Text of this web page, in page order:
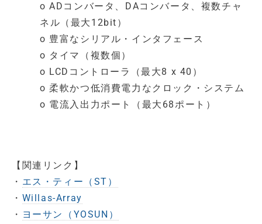
o ADコンバータ、DAコンバータ、複数チャ
ネル（最大12bit）
o 豊富なシリアル・インタフェース
o タイマ（複数個）
o LCDコントローラ（最大8 x 40）
o 柔軟かつ低消費電力なクロック・システム
o 電流入出力ポート（最大68ポート）
【関連リンク】
・ エス・ティー（ST）
・ Willas-Array
・ ヨーサン（YOSUN）